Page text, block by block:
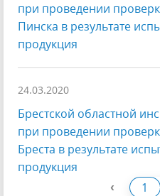
при проведении
Пинска в результате
продукция
24.03.2020
Брестской областной
при проведении
Бреста в результате
продукция
‹ 1